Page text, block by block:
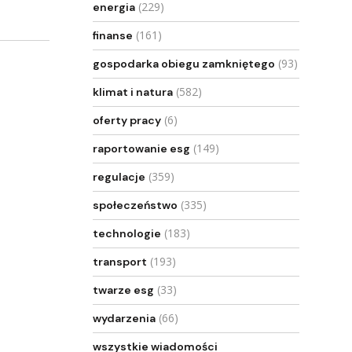
energia (229)
finanse (161)
gospodarka obiegu zamkniętego (93)
klimat i natura (582)
oferty pracy (6)
raportowanie esg (149)
regulacje (359)
społeczeństwo (335)
technologie (183)
transport (193)
twarze esg (33)
wydarzenia (66)
wszystkie wiadomości